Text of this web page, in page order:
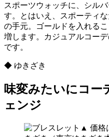
スポーツウォッチに、シル
す。とはいえ、スポーティ
の手元。ゴールドを入れる
増します。カジュアルコー
です。
◆ ゆきざき
味変みたいにコー
ェンジ